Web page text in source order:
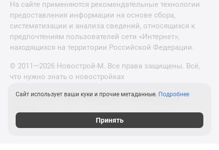
На сайте применяются рекомендательные технологии
предоставления информации на основе сбора,
систематизации и анализа сведений, относящихся к
предпочтениям пользователей сети «Интернет»,
находящихся на территории Российской Федерации.
© 2011—2026 Новострой-М. Все права защищены. Всё,
что нужно знать о новостройках
Новостройки Санкт-Петербурга и Ленинградской
Сайт использует ваши куки и прочие метаданные. Подробнее
Принять